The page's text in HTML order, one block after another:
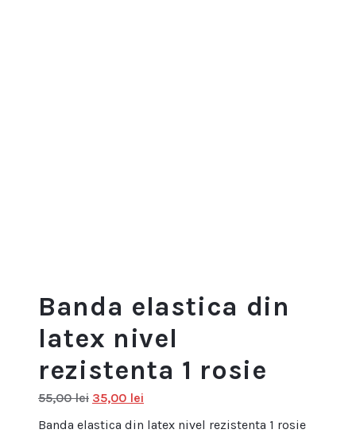
Banda elastica din
latex nivel
rezistenta 1 rosie
55,00lei Prețul
35,00 lei
Banda elastica din latex nivel rezistenta 1 rosie